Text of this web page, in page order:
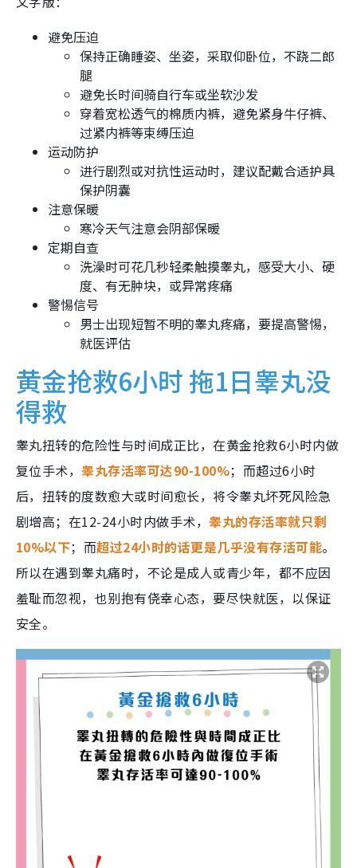
避免压迫
保持正确睡姿、坐姿，采取仰卧位，不跷二郎
腿
避免长时间骑自行车或坐软沙发
穿着宽松透气的棉质内裤，避免紧身牛仔裤、
过紧内裤等束缚压迫
运动防护
进行剧烈或对抗性运动时，建议配戴合适护具
保护阴囊
注意保暖
寒冷天气注意会阴部保暖
定期自查
洗澡时可花几秒轻柔触摸睾丸，感受大小、硬
度、有无肿块，或异常疼痛
警惕信号
男士出现短暂不明的睾丸疼痛，要提高警惕，
就医评估
黄金抢救6小时 拖1日睾丸没
得救
睾丸扭转的危险性与时间成正比，在黄金抢救6小时内做
复位手术，睾丸存活率可达90-100%；而超过6小时
后，扭转的度数愈大或时间愈长，将令睾丸坏死风险急
剧增高；在12-24小时内做手术，睾丸的存活率就只剩
10%以下；而超过24小时的话更是几乎没有存活可能。
所以在遇到睾丸痛时，不论是成人或青少年，都不应因
羞耻而忽视，也别抱有侥幸心态，要尽快就医，以保证
安全。